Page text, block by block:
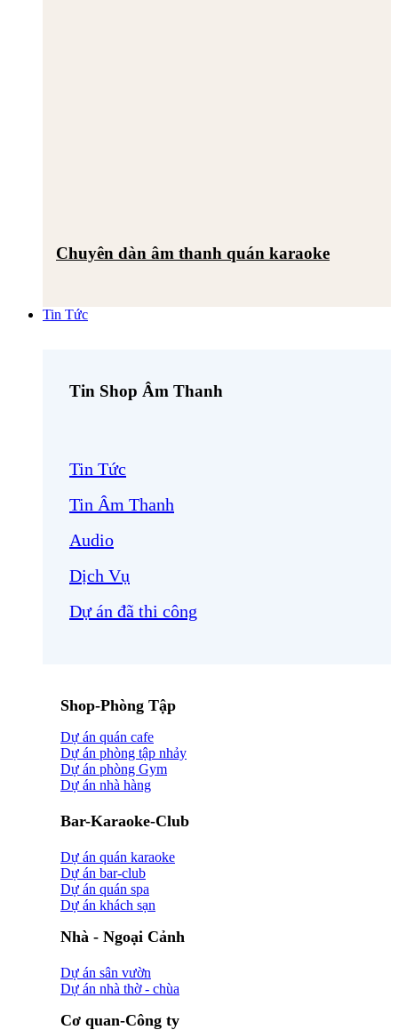
Chuyên dàn âm thanh quán karaoke
Tin Tức
Tin Shop Âm Thanh
Tin Tức
Tin Âm Thanh
Audio
Dịch Vụ
Dự án đã thi công
Shop-Phòng Tập
Dự án quán cafe
Dự án phòng tập nhảy
Dự án phòng Gym
Dự án nhà hàng
Bar-Karaoke-Club
Dự án quán karaoke
Dự án bar-club
Dự án quán spa
Dự án khách sạn
Nhà - Ngoại Cảnh
Dự án sân vườn
Dự án nhà thờ - chùa
Cơ quan-Công ty